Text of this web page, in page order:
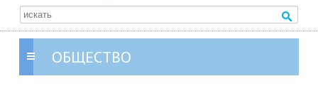
ОБЩЕСТВО